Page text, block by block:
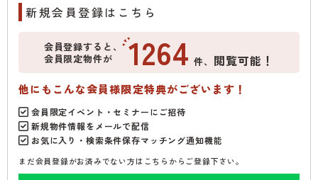
新規会員登録はこちら
会員登録すると、
会員限定物件が
1264 件、 閲覧可能！
他にもこんな会員様限定特典がございます！
会員限定イベント・セミナーにご招待
新規物件情報をメールで配信
お気に入り・検索条件保存マッチング通知機能
まだ会員登録がお済みでない方はこちらからご登録下さい。